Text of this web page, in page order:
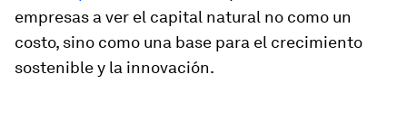
empresas a ver el capital natural no como un
costo, sino como una base para el crecimiento
sostenible y la innovación.